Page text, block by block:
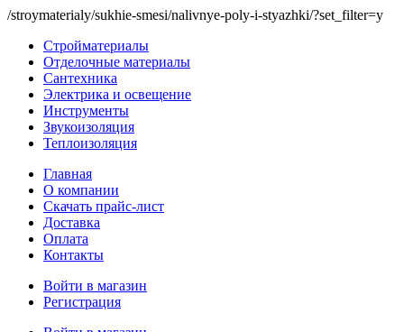
/stroymaterialy/sukhie-smesi/nalivnye-poly-i-styazhki/?set_filter=y
Стройматериалы
Отделочные материалы
Сантехника
Электрика и освещение
Инструменты
Звукоизоляция
Теплоизоляция
Главная
О компании
Скачать прайс-лист
Доставка
Оплата
Контакты
Войти в магазин
Регистрация